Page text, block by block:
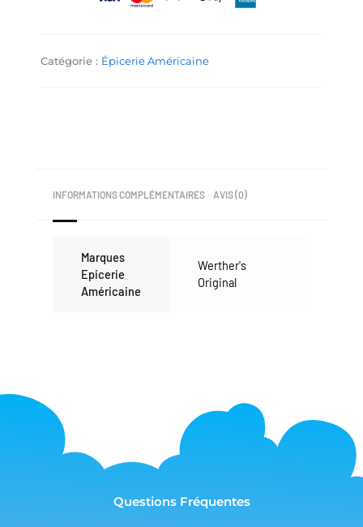
Catégorie : Épicerie Américaine
INFORMATIONS COMPLÉMENTAIRES AVIS (0)
Marques
Epicerie
Américaine
Werther's
Original
Questions Fréquentes